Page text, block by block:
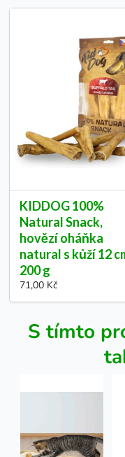
KIDDOG 100%
Natural Snack,
hovězí oháňka
natural s kůží 12
200 g
71,00 Kč
S tímto